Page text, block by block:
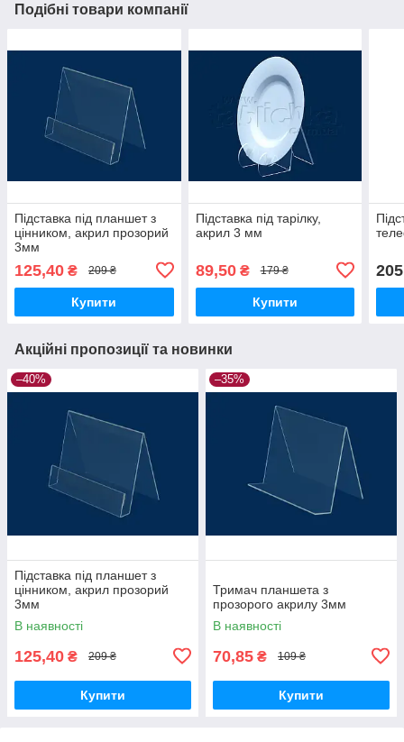
Подібні товари компанії
Підставка під планшет з
цінником, акрил прозорий
3мм
125,40 ₴ 209 ₴
Купити
Підставка під тарілку,
акрил 3 мм
89,50₴ 179 ₴
Купити
205
Акційні пропозиції та новинки
–40%
Підставка під планшет з
цінником, акрил прозорий
3мм
В наявності
125,40 ₴ 209 ₴
Купити
–35%
Тримач планшета з
прозорого акрилу 3мм
В наявності
70,85 ₴ 109 ₴
Купити